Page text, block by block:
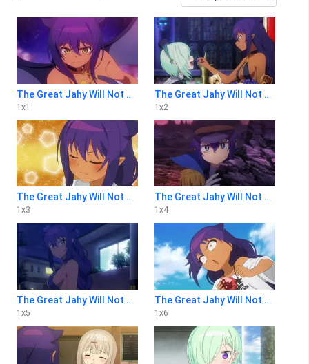
The Great Jahy Will Not Be Defeated! 1x1
1 x1
The Great Jahy Will Not Be Defeated! 1x2
1 x2
The Great Jahy Will Not Be Defeated! 1x3
1 x3
The Great Jahy Will Not Be Defeated! 1x4
1 x4
The Great Jahy Will Not Be Defeated! 1x5
1 x5
The Great Jahy Will Not Be Defeated! 1x6
1 x6